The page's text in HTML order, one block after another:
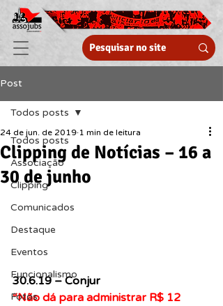
Post
Todos posts
Associação
Clipping
Comunicados
Destaque
Eventos
Funcionalismo
Fotos
Todos posts
Clipping de Notícias – 16 a
30 de junho
24 de jun. de 2019 1 min de leitura
30.6.19 – Conjur
“Não dá para administrar R$ 12